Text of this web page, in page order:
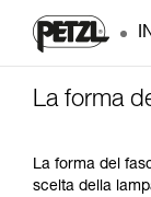
La forma
La forma del
scelta della